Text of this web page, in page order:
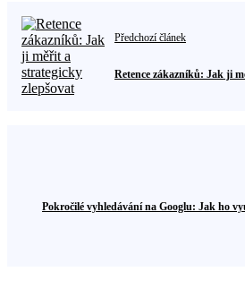
Předchozí článek
Retence zákazníků: Jak ji
Pokročilé vyhledávání na Googlu: Jak ho